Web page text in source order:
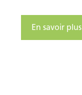
En savoir plus